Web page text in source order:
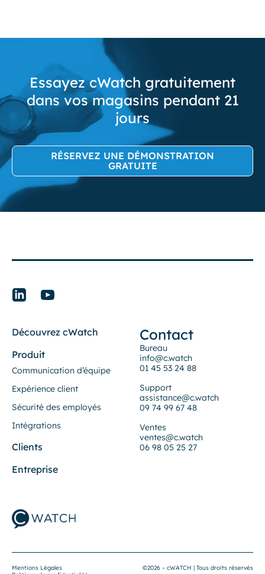
Essayez cWatch gratuitement
dans vos magasins pendant 21
jours
RÉSERVEZ UNE DÉMONSTRATION
GRATUITE
Découvrez cWatch
Produit
Communication d’équipe
Expérience client
Sécurité des employés
Intégrations
Clients
Entreprise
Contact
Bureau
info@c.watch
01 45 53 24 88
Support
assistance@c.watch
09 74 99 67 48
Ventes
ventes@c.watch
06 98 05 25 27
Mentions Légales
©2026 – cWATCH | Tous droits réservés